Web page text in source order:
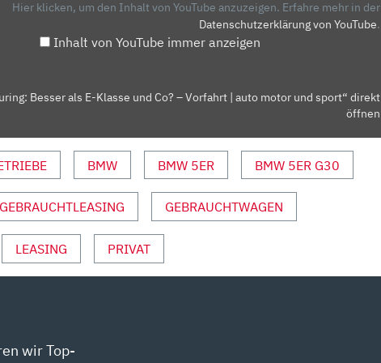
Hier klicken, um den Inhalt von YouTube anzuzeigen. Erfahre mehr in der
Datenschutzerklärung von YouTube.
Inhalt von YouTube immer anzeigen
Besser als E-Klasse und Co? – Vorfahrt | auto motor und sport“ direkt
öffnen
BMW BMW 5ER BMW 5ER G30
GEBRAUCHTLEASING GEBRAUCHTWAGEN
LEASING PRIVAT
wir Top-